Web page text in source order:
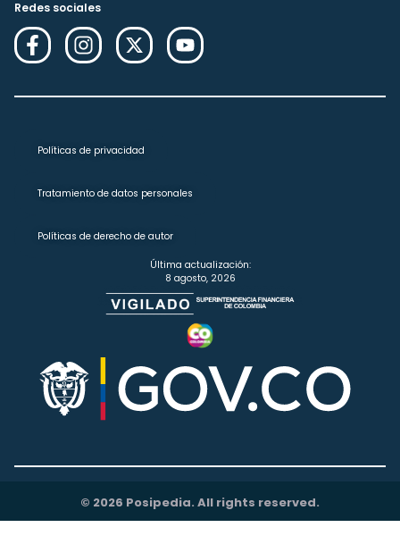
Redes sociales
Políticas de privacidad
Tratamiento de datos personales
Políticas de derecho de autor
Última actualización:
8 agosto, 2026
© 2026 Posipedia. All rights reserved.